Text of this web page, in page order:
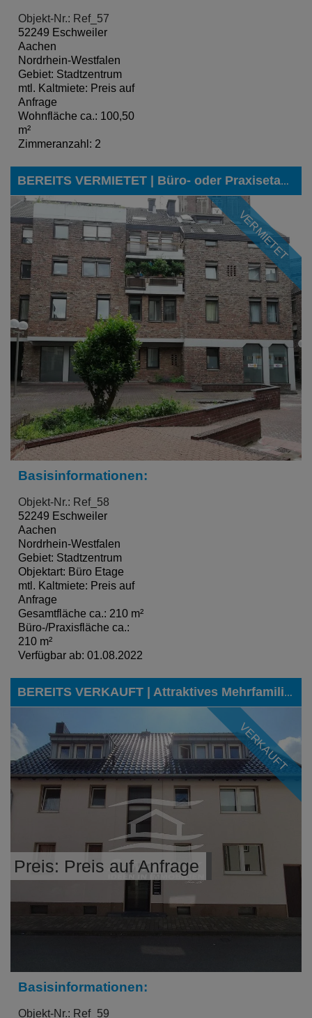
Objekt-Nr.: Ref_57
52249 Eschweiler
Aachen
Nordrhein-Westfalen
Gebiet: Stadtzentrum
mtl. Kaltmiete: Preis auf
Anfrage
Wohnfläche ca.: 100,50
m²
Zimmeranzahl: 2
BEREITS VERMIETET | Büro- oder Praxisetage in bevorzugter Lage am Eschweiler Markt
VERMIETET
Basisinformationen:
Objekt-Nr.: Ref_58
52249 Eschweiler
Aachen
Nordrhein-Westfalen
Gebiet: Stadtzentrum
Objektart: Büro Etage
mtl. Kaltmiete: Preis auf
Anfrage
Gesamtfläche ca.: 210 m²
Büro-/Praxisfläche ca.:
210 m²
Verfügbar ab: 01.08.2022
BEREITS VERKAUFT | Attraktives Mehrfamilienhaus mit fünf Einheiten in Eschweiler-Dürwiß
VERKAUFT
Basisinformationen:
Objekt-Nr.: Ref_59
Preis: Preis auf Anfrage